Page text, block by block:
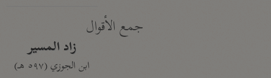
جمع الأقوال
زاد المسير
ابن الجوزي (٥٩٧ هـ)